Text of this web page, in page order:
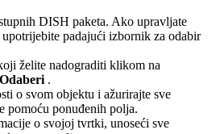
DISH paketa. Ako upravljate
padajući izbornik za odabir
želite nadograditi klikom na
Odaberi .
o svom objektu i ažurirajte sve
pomoću ponuđenih polja.
o svojoj tvrtki, unoseći sve